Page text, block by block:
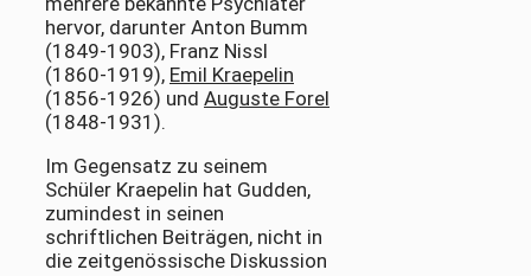
hervor, darunter Anton Bumm
(1849-1903), Franz Nissl
(1860-1919), Emil Kraepelin
(1856-1926) und Auguste Forel
(1848-1931).
Im Gegensatz zu seinem
Schüler Kraepelin hat Gudden,
zumindest in seinen
schriftlichen Beiträgen, nicht in
die zeitgenössische Diskussion